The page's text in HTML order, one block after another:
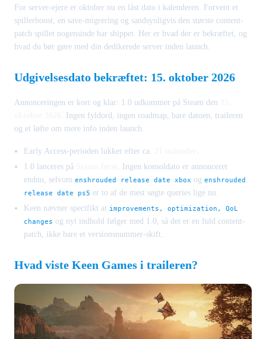
For server-ejere er oktober nu en låst dato i kalenderen. Forvent et
spillerboost, en save-migrering og sandsynligvis den største content-
patch spillet nogensinde har shippet. Her er hvad der er bekræftet, og
hvad du bør gøre med din dedikerede server inden launch.
Udgivelsesdato bekræftet: 15. oktober 2026
Annonceringen er kort og klar: 1.0 udkommer på Steam den
. Ingen fyldord, ingen roadmap, bare datoen, traileren
og et løfte om mere info inden launch.
Early Access-perioden lukker efter ca.
1.0 lanceres på
. Ingen konsoldato er annonceret
endnu, selvom enshrouded release date xbox og enshrouded
release date ps5 er to af de mest søgte queries lige nu.
Keen nævner specifikt at improvements, optimization, QoL
changes og nyt indhold følger med 1.0, så det er en fuld content-
patch, ikke bare et versionsnummer-skift.
Hvad viste Keen Games i traileren?